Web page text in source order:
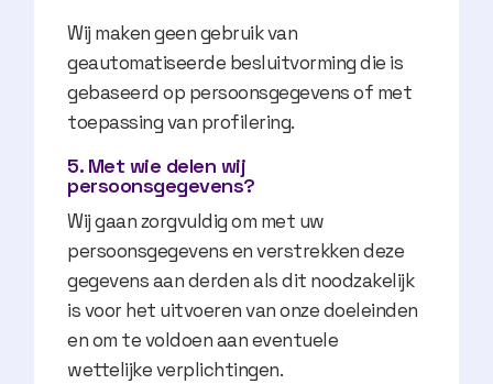
Wij maken geen gebruik van
geautomatiseerde besluitvorming die is
gebaseerd op persoonsgegevens of met
toepassing van profilering.
5. Met wie delen wij
persoonsgegevens?
Wij gaan zorgvuldig om met uw
persoonsgegevens en verstrekken deze
gegevens aan derden als dit noodzakelijk
is voor het uitvoeren van onze doeleinden
en om te voldoen aan eventuele
wettelijke verplichtingen.